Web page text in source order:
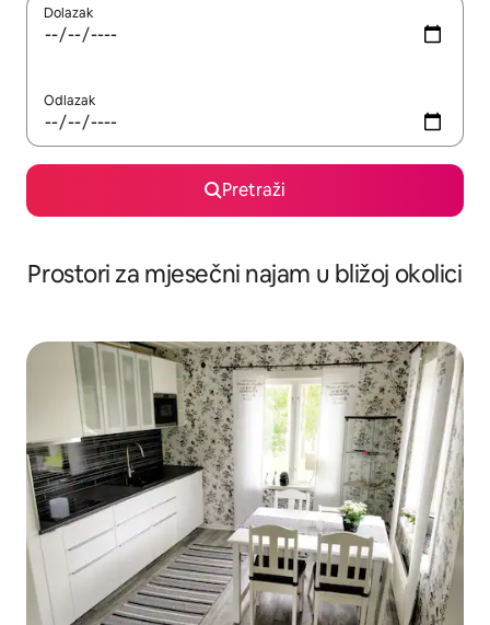
Dolazak
Odlazak
Pretraži
Prostori za mjesečni najam u bližoj okolici